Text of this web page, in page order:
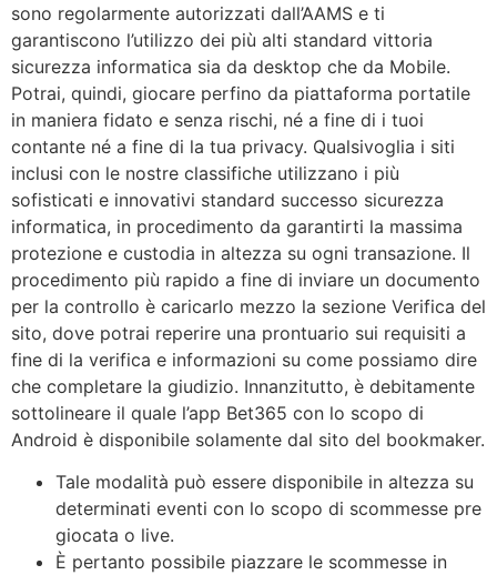
sono regolarmente autorizzati dall’AAMS e ti
garantiscono l’utilizzo dei più alti standard vittoria
sicurezza informatica sia da desktop che da Mobile.
Potrai, quindi, giocare perfino da piattaforma portatile
in maniera fidato e senza rischi, né a fine di i tuoi
contante né a fine di la tua privacy. Qualsivoglia i siti
inclusi con le nostre classifiche utilizzano i più
sofisticati e innovativi standard successo sicurezza
informatica, in procedimento da garantirti la massima
protezione e custodia in altezza su ogni transazione. Il
procedimento più rapido a fine di inviare un documento
per la controllo è caricarlo mezzo la sezione Verifica del
sito, dove potrai reperire una prontuario sui requisiti a
fine di la verifica e informazioni su come possiamo dire
che completare la giudizio. Innanzitutto, è debitamente
sottolineare il quale l’app Bet365 con lo scopo di
Android è disponibile solamente dal sito del bookmaker.
Tale modalità può essere disponibile in altezza su
determinati eventi con lo scopo di scommesse pre
giocata o live.
È pertanto possibile piazzare le scommesse in